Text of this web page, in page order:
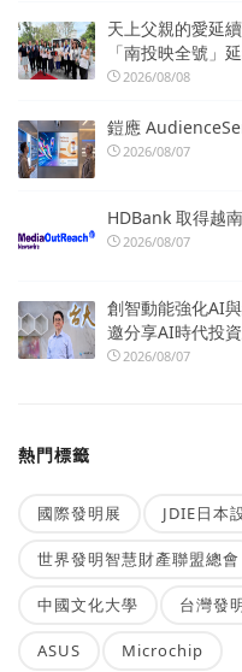
天上父親的愛延
「南投映全號」
2026/08/08
鎧應
2026/08/07
HDBank 取得越
2026/08/07
創智動能強化AI
邀分享AI時代投
2026/08/07
熱門標籤
國際發明展 JDIE日本
世界發明智慧財產聯盟總會
中國文化大學 台灣發
ASUS Microchip